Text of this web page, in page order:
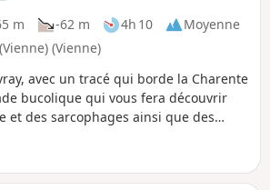
m -62 m 4h 10
Moyenne
(Vienne)
avec un tracé qui borde la Charente
bucolique qui vous fera découvrir
et des sarcophages ainsi que des